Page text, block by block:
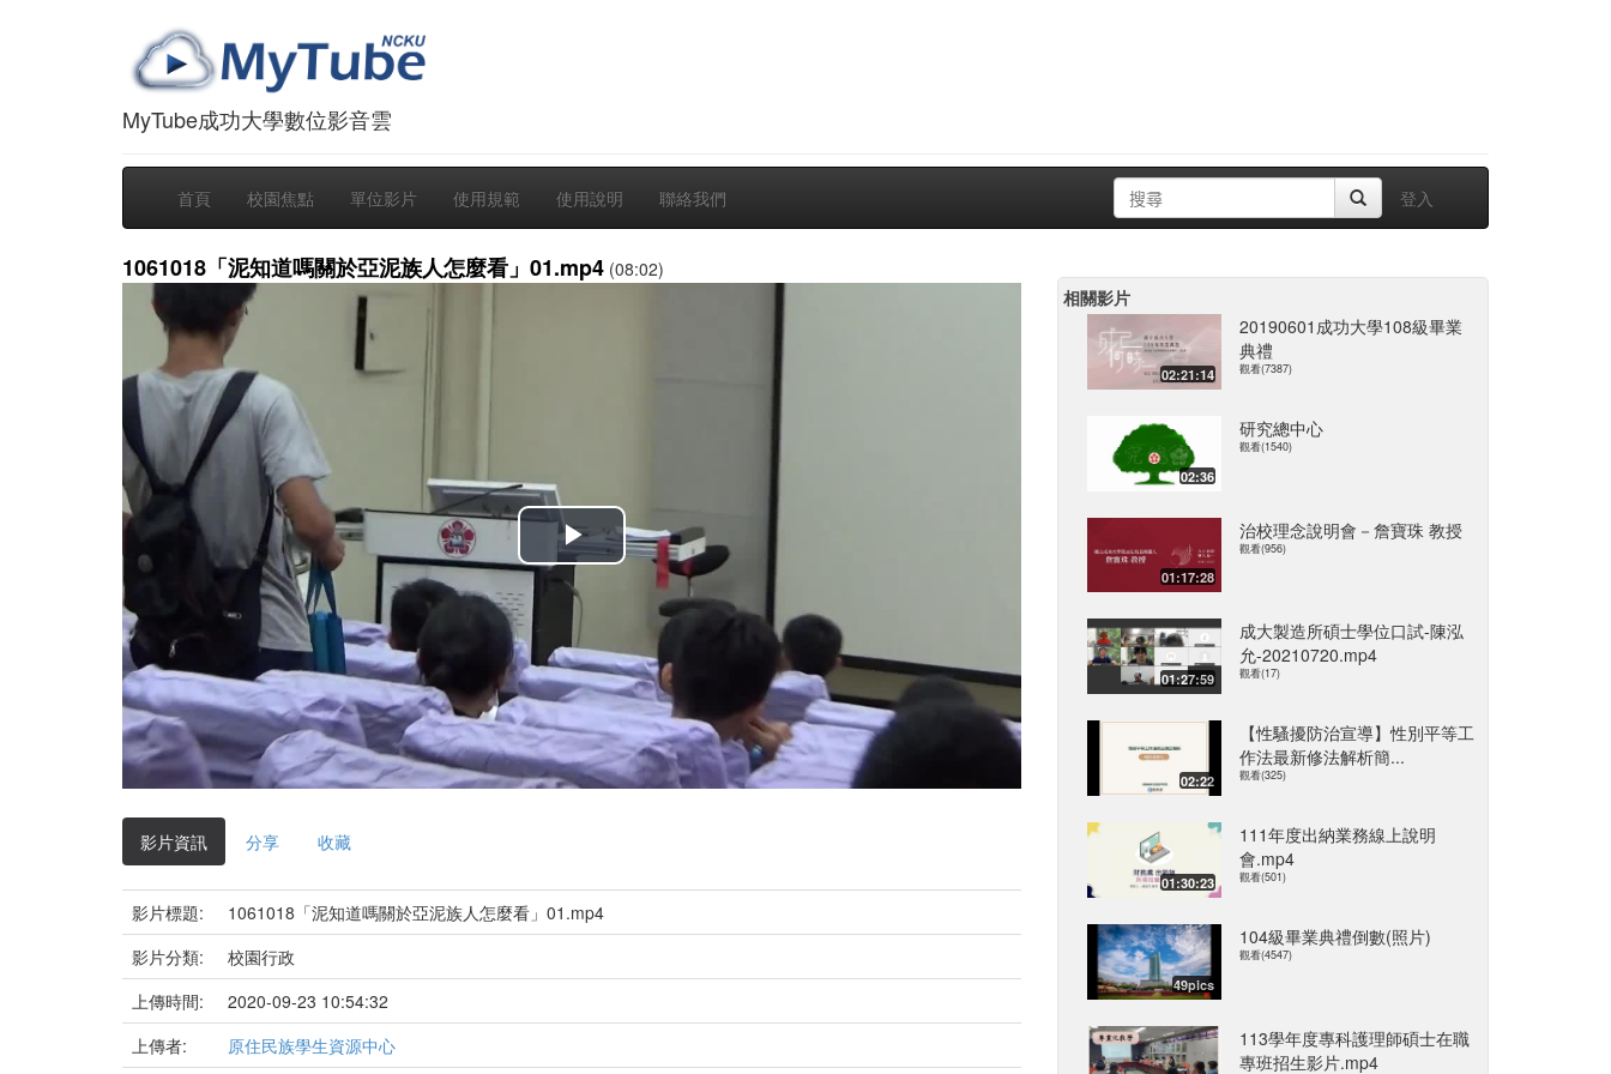
MyTube成功大學數位影音雲
首頁 校園焦點 單位影片 使用規範 使用說明 聯絡我們 登入
1061018「泥知道嗎關於亞泥族人怎麼看」01.mp4 (08:02)
播
放
影
片
影片資訊 分享 收藏
影片標題:
1061018「泥知道嗎關於亞泥族人怎麼看」01.mp4
影片分類:
校園行政
上傳時間:
2020-09-23 10:54:32
上傳者:
原住民族學生資源中心
相關影片
02:21:14
20190601成功大學108級畢業
典禮
觀看(7387)
02:36
研究總中心
觀看(1540)
01:17:28
治校理念說明會－詹寶珠 教授
觀看(956)
01:27:59
成大製造所碩士學位口試-陳泓
允-20210720.mp4
觀看(17)
02:22
【性騷擾防治宣導】性別平等工
作法最新修法解析簡...
觀看(325)
01:30:23
111年度出納業務線上說明
會.mp4
觀看(501)
49pics
104級畢業典禮倒數(照片)
觀看(4547)
113學年度專科護理師碩士在職
專班招生影片.mp4